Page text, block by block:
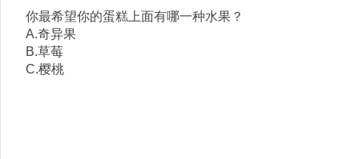
你最希望你的蛋糕上面有哪一种水果？
A.奇异果
B.草莓
C.樱桃